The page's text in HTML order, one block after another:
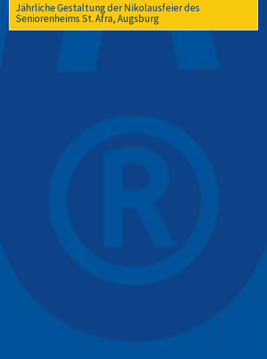
Jährliche Gestaltung der Nikolausfeier des
Seniorenheims St. Afra, Augsburg